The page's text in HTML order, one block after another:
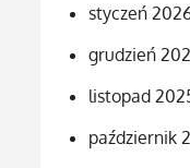
styczeń
grudzień
listopad
październik